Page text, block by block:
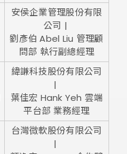
安侯企業管理股份有限
公司 |
劉彥伯 Abel Liu 管理顧
問部 執行副總經理
緯謙科技股份有限公司
|
葉佳宏 Hank Yeh 雲端
平台部 業務經理
台灣微軟股份有限公司
|